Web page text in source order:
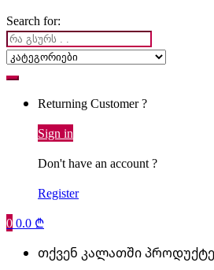
Search for:
Returning Customer ?
Sign in
Don't have an account ?
Register
00.0 ₾
თქვენ კალათში